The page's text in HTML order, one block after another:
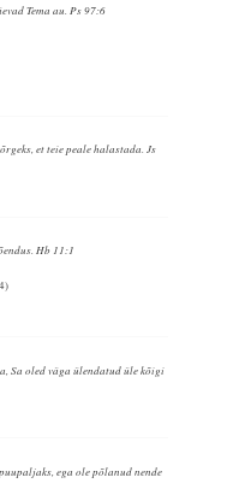
Tema au. Ps 97:6
et teie peale halastada. Js
Hb 11:1
Sa oled väga ülendatud üle kõigi
ega ole põlanud nende